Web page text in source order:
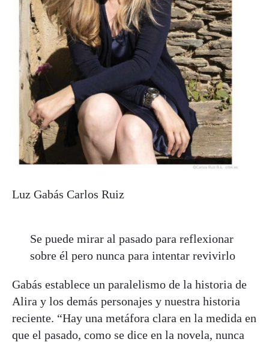
Luz Gabás Carlos Ruiz
Se puede mirar al pasado para reflexionar
sobre él pero nunca para intentar revivirlo
Gabás establece un paralelismo de la historia de
Alira y los demás personajes y nuestra historia
reciente. “Hay una metáfora clara en la medida en
que el pasado, como se dice en la novela, nunca